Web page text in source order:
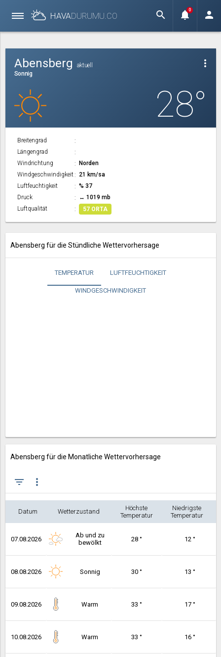
HAVADURUMU.CO search notifications
0 person
more_vert
Abensberg
aktuell
Sonnig
28°
Breitengrad
Längengrad
Windrichtung
Norden
Windgeschwindigkeit
21 km/sa
Luftfeuchtigkeit
% 37
Druck
↔ 1019 mb
Luftqualität
57 ORTA
Abensberg für die Stündliche Wettervorhersage
TEMPERATUR LUFTFEUCHTIGKEIT
WINDGESCHWINDIGKEIT
Abensberg für die Monatliche Wettervorhersage
filter_list more_vert
Datum Wetterzustand
Höchste
Temperatur
Niedrigste
Temperatur
07.08.2026
Ab und zu
bewölkt
28 ° 12 °
08.08.2026 Sonnig 30 ° 13 °
09.08.2026 Warm 33 ° 17 °
10.08.2026 Warm 33 ° 16 °